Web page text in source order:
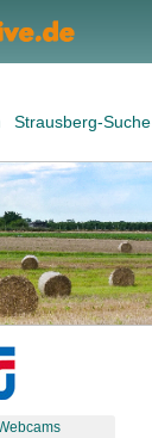
Strausberg-Suche